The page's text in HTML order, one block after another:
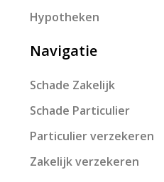
Hypotheken
Navigatie
Schade Zakelijk
Schade Particulier
Particulier verzekeren
Zakelijk verzekeren